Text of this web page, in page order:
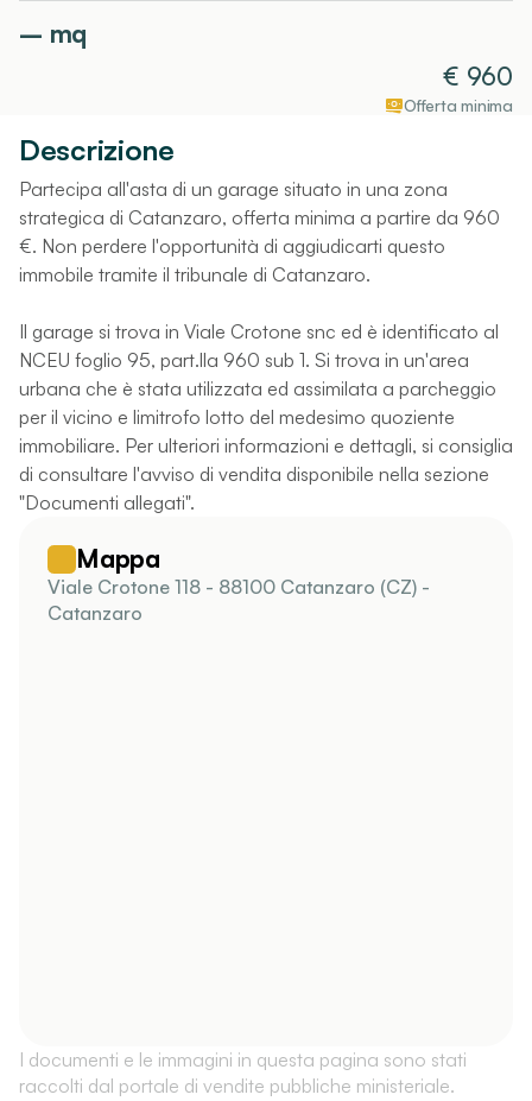
– mq
€ 960
Offerta minima
Descrizione
Partecipa all'asta di un garage situato in una zona
strategica di Catanzaro, offerta minima a partire da 960
€. Non perdere l'opportunità di aggiudicarti questo
immobile tramite il tribunale di Catanzaro.
Il garage si trova in Viale Crotone snc ed è identificato al
NCEU foglio 95, part.lla 960 sub 1. Si trova in un'area
urbana che è stata utilizzata ed assimilata a parcheggio
per il vicino e limitrofo lotto del medesimo quoziente
immobiliare. Per ulteriori informazioni e dettagli, si consiglia
di consultare l'avviso di vendita disponibile nella sezione
"Documenti allegati".
Mappa
Viale Crotone 118 - 88100 Catanzaro (CZ) -
Catanzaro
I documenti e le immagini in questa pagina sono stati
raccolti dal portale di vendite pubbliche ministeriale.